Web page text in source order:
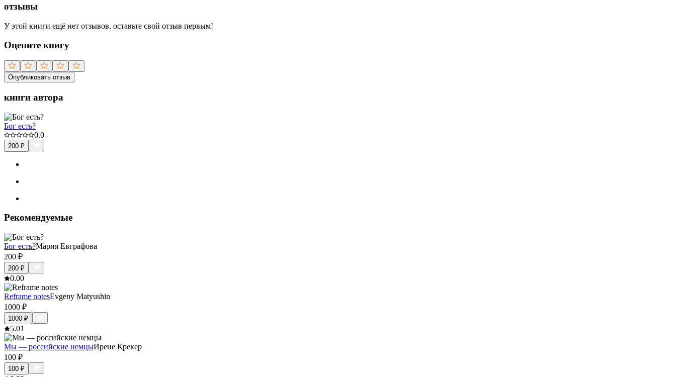
отзывы
У этой книги ещё нет отзывов, оставьте свой отзыв первым!
Оцените книгу
Опубликовать отзыв
книги автора
Бог есть?
0.0
200 ₽
Рекомендуемые
Бог есть?Мария Евграфова
200 ₽
200 ₽
0.00
Reframe notesEvgeny Matyushin
1000 ₽
1000 ₽
5.01
Мы — российские немцыИрене Крекер
100 ₽
100 ₽